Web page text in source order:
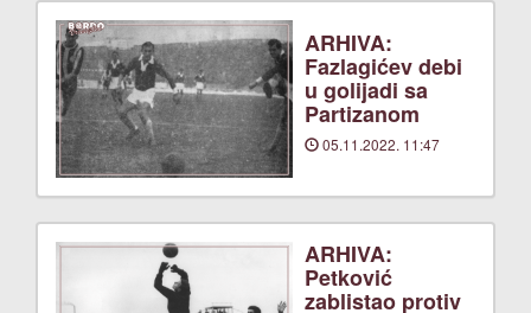
ARHIVA:
Fazlagićev debi
u golijadi sa
Partizanom
05.11.2022. 11:47
ARHIVA:
Petković
zablistao protiv